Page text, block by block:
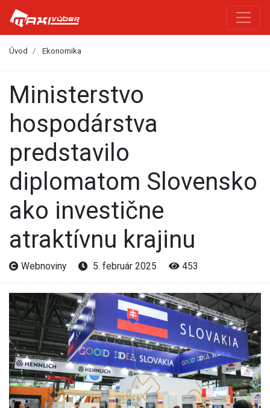
Úvod Ekonomika
Ministerstvo
hospodárstva
predstavilo
diplomatom Slovensko
ako investične
atraktívnu krajinu
Webnoviny 5. február 2025 453